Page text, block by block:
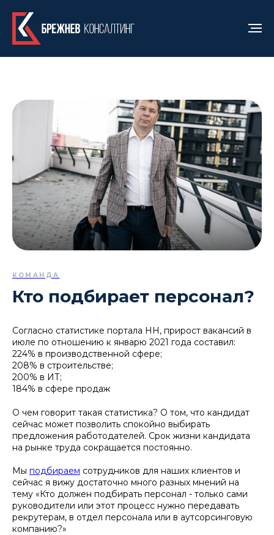
КОМАНДА
Кто подбирает персонал?
Согласно статистике портала НН, прирост вакансий в
июле по отношению к январю 2021 года составил:
224% в производственной сфере;
208% в строительстве;
200% в ИТ;
184% в сфере продаж
О чем говорит такая статистика? О том, что кандидат
сейчас может позволить спокойно выбирать
предложения работодателей. Срок жизни кандидата
на рынке труда сокращается постоянно.
Мы подбираем сотрудников для наших клиентов и
сейчас я вижу достаточно много разных мнений на
тему «Кто должен подбирать персонал - только сами
руководители или этот процесс нужно передавать
рекрутерам, в отдел персонала или в аутсорсинговую
компанию?»